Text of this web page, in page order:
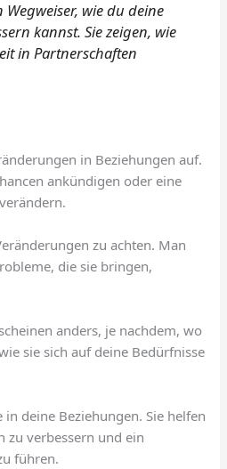
Wegweiser, wie du deine
kannst. Sie zeigen, wie
in Partnerschaften
in Beziehungen auf.
ankündigen oder eine
zu achten. Man
die sie bringen,
anders, je nachdem, wo
sie sich auf deine Bedürfnisse
in deine Beziehungen. Sie helfen
zu verbessern und ein
führen.